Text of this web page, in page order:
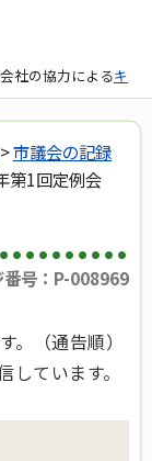
社の協力によるキ
>市議会の記録
第1回定例会
番号：P-008969
。（通告順）
ています。